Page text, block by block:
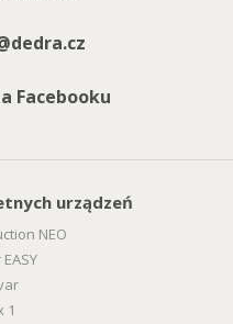
Facebooku
urządzeń
NEO
1